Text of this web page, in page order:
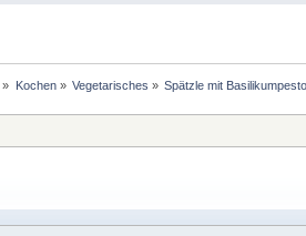
» Kochen» Vegetarisches » Spätzle mit